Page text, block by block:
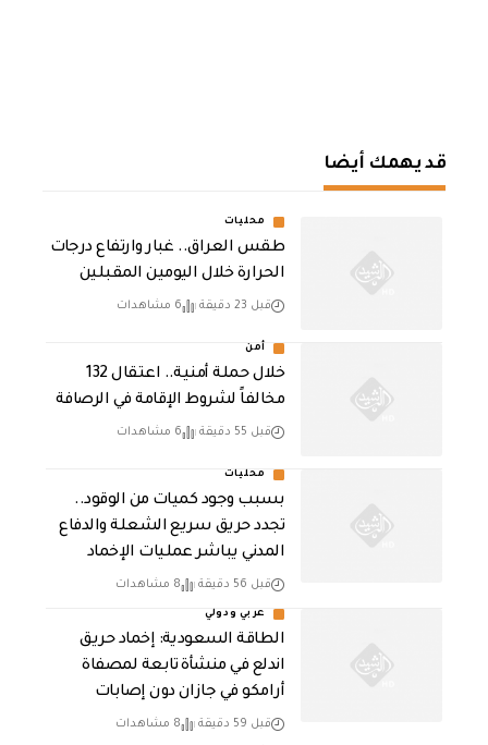
قد يهمك أيضا
محليات
طقس العراق.. غبار وارتفاع درجات
الحرارة خلال اليومين المقبلين
قبل 23 دقيقة 6 مشاهدات
أمن
خلال حملة أمنية.. اعتقال 132
مخالفاً لشروط الإقامة في الرصافة
قبل 55 دقيقة 6 مشاهدات
محليات
بسبب وجود كميات من الوقود..
تجدد حريق سريع الشعلة والدفاع
المدني يباشر عمليات الإخماد
قبل 56 دقيقة 8 مشاهدات
عربي ودولي
‏الطاقة السعودية: إخماد حريق
اندلع في منشأة تابعة لمصفاة
أرامكو في جازان دون إصابات
قبل 59 دقيقة 8 مشاهدات